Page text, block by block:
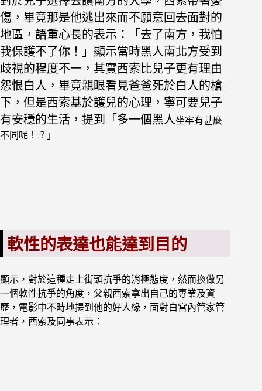
傷， 畢竟那是他逃出來而不願意回去面對的
地區， 語重心長的表示：「去了南方，我怕
我保護不了你！」 顯示當時黑人南北方受到
歧視的程度不一， 其實西索比兒子更有理由
怨恨白人， 畢竟親眼看見爸爸死於白人的槍
下， 但是西索基於護兒的心理，寧可要兒子
有安穩的生活， 提到「多一個黑人坐牢有甚麼
不同呢！？」
軟性的表達也能達到目的
顯示，對於這種走上街頭抗爭的消極態度， 然而換做另
一個軟性抗爭的角度， 父親西索拿出自己的專業及資
歷， 電影中不時地提到他的好人緣， 面對白宮內管家管
理者， 西索及同事表示：